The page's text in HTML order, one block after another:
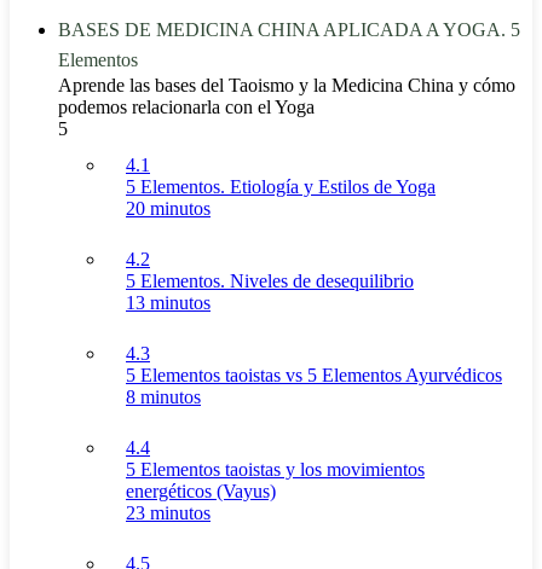
BASES DE MEDICINA CHINA APLICADA A YOGA. 5
Elementos
Aprende las bases del Taoismo y la Medicina China y cómo
podemos relacionarla con el Yoga
5
4.1
5 Elementos. Etiología y Estilos de Yoga
20 minutos
4.2
5 Elementos. Niveles de desequilibrio
13 minutos
4.3
5 Elementos taoistas vs 5 Elementos Ayurvédicos
8 minutos
4.4
5 Elementos taoistas y los movimientos
energéticos (Vayus)
23 minutos
4.5